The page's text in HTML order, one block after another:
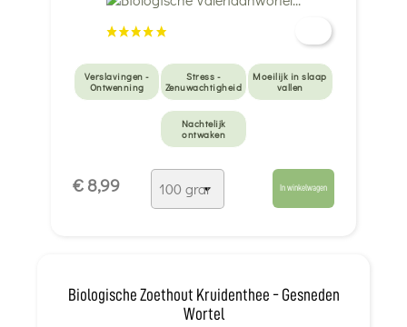
Verslavingen -
Ontwenning
Stress -
Zenuwachtigheid
Moeilijk in slaap
vallen
Nachtelijk
ontwaken
€ 8,99 In winkelwagen
Biologische Zoethout Kruidenthee - Gesneden
Wortel